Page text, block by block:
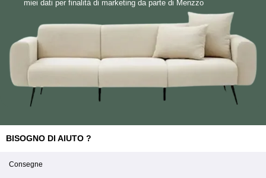
miei dati per finalità di marketing da parte di Menzzo
BISOGNO DI AIUTO ?
Consegne